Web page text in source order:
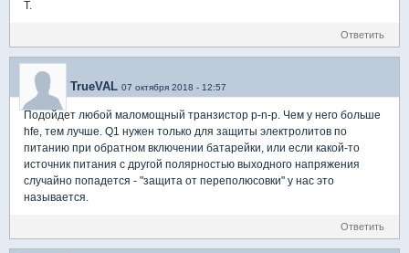
T.
Ответить
TrueVAL 07 октября 2018 - 12:57
Подойдет любой маломощный транзистор p-n-p. Чем у него больше
hfe, тем лучше. Q1 нужен только для защиты электролитов по
питанию при обратном включении батарейки, или если какой-то
источник питания с другой полярностью выходного напряжения
случайно попадется - "защита от переполюсовки" у нас это
называется.
Ответить